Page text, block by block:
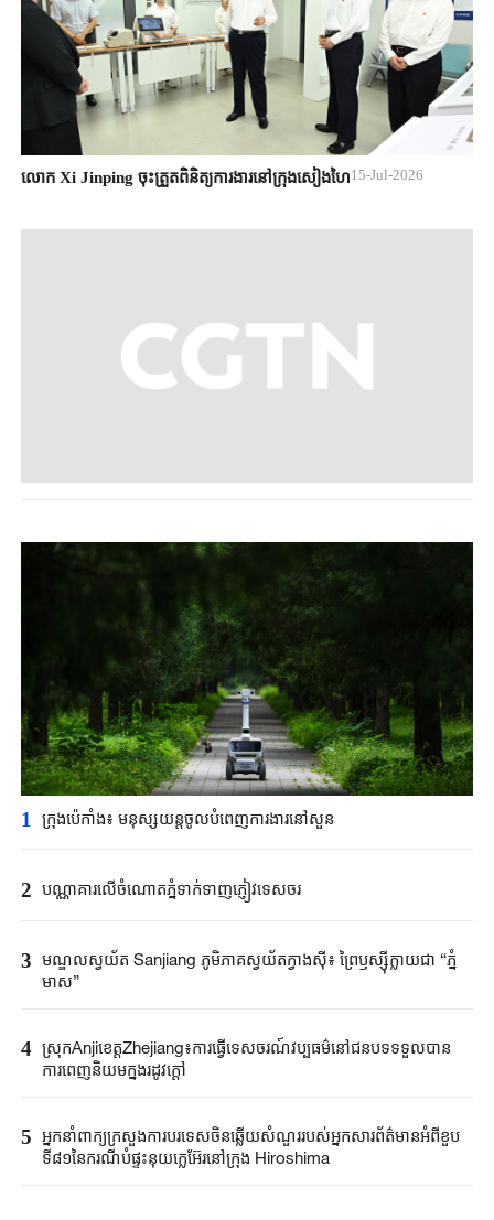
លោក Xi Jinping ចុះត្រួតពិនិត្យការងារនៅក្រុងសៀងហៃ15-Jul-2026
1 ក្រុងប៉េកាំង​៖ មនុស្សយន្ត​ចូលបំពេញ​ការងារនៅសួន​​
2 បណ្ណាគារលើចំណោតភ្នំទាក់ទាញភ្ញៀវទេសចរ
3 មណ្ឌលស្វយ័ត Sanjiang ភូមិភាគស្វយ័តក្វាងស៊ី៖ ព្រៃឫស្ស៊ីក្លាយជា “ភ្នំ
មាស”
4 ស្រុកAnjiខេត្តZhejiang៖ការធ្វើទេសចរណ៍វប្បធម៌នៅជនបទទទួលបាន
ការពេញនិយមក្នុងរដូវក្តៅ
5 អ្នកនាំពាក្យ​ក្រសួងការបរទេស​ចិនឆ្លើយសំណួរ​របស់​អ្នកសារព័ត៌មាន​អំពីខួប​
ទី៨១នៃ​ករណី​បំផ្ទុះនុយក្លេអ៊ែរ​នៅក្រុង ​Hiroshima ​